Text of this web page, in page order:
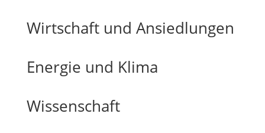
Wirtschaft und Ansiedlungen
Energie und Klima
Wissenschaft